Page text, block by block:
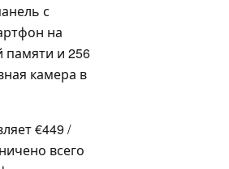
с
на
памяти и 256
камера в
€449 /
всего